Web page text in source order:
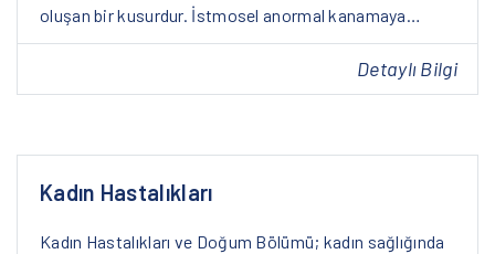
oluşan bir kusurdur. İstmosel anormal kanamaya…
Detaylı Bilgi
Kadın Hastalıkları
Kadın Hastalıkları ve Doğum Bölümü; kadın sağlığında